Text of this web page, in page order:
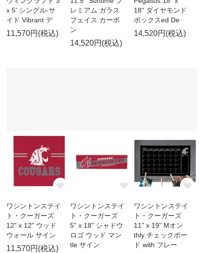
x 5' シングル-サ
イド Vibrant デ
11,570円(税込)
レミアム ガラス
フェイス カーボ
ン
14,520円(税込)
18" ダイヤモンド
ボックスed De
14,520円(税込)
ワシントンステイ
ト・クーガーズ
12" x 12" ウッド
ウォール サイン
11,570円(税込)
ワシントンステイ
ト・クーガーズ
5" x 18" シャドウ
ロゴ ウッド マン
tle サイン
ワシントンステイ
ト・クーガーズ
11" x 19" Mオン
thly チェックボー
ド with フレー